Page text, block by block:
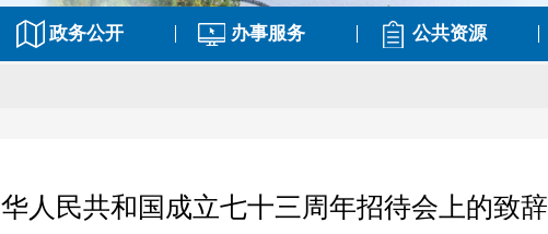
政务公开 办事服务 公共资源
人民共和国成立七十三周年招待会上的致辞